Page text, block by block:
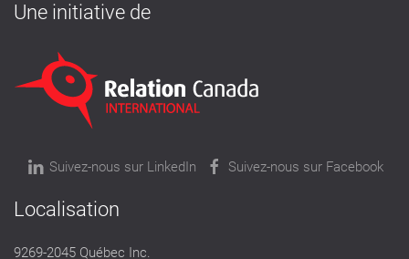
Une initiative de
Suivez-nous sur LinkedIn Suivez-nous sur Facebook
Localisation
9269-2045 Québec Inc.